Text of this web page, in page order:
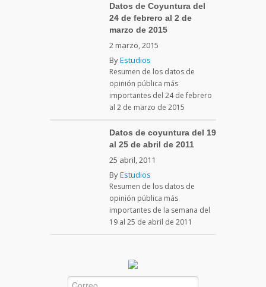
Datos de Coyuntura del
24 de febrero al 2 de
marzo de 2015
2 marzo, 2015
ByEstudios
Resumen de los datos de
opinión pública más
importantes del 24 de febrero
al 2 de marzo de 2015
Datos de coyuntura del 19
al 25 de abril de 2011
25 abril, 2011
ByEstudios
Resumen de los datos de
opinión pública más
importantes de la semana del
19 al 25 de abril de 2011